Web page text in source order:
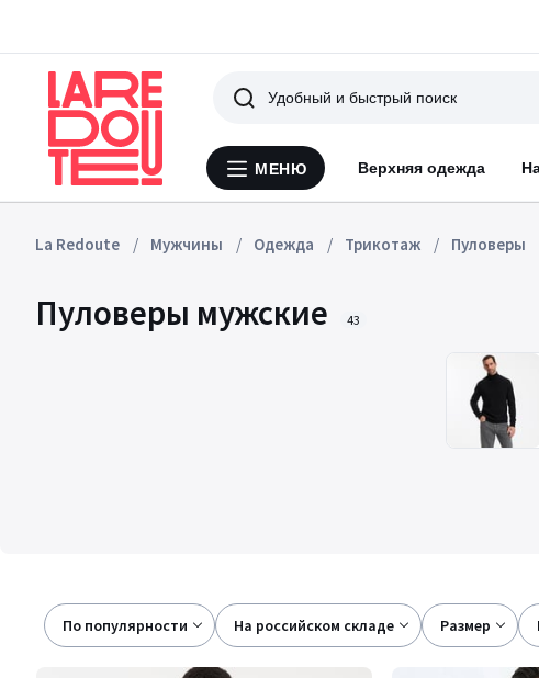
Меню
МЕНЮ Верхняя одежда
Поиск
La Redoute Мужчины Одежда Трикотаж Пуловеры
Пуловеры мужские 43
По популярности на российском складе размер